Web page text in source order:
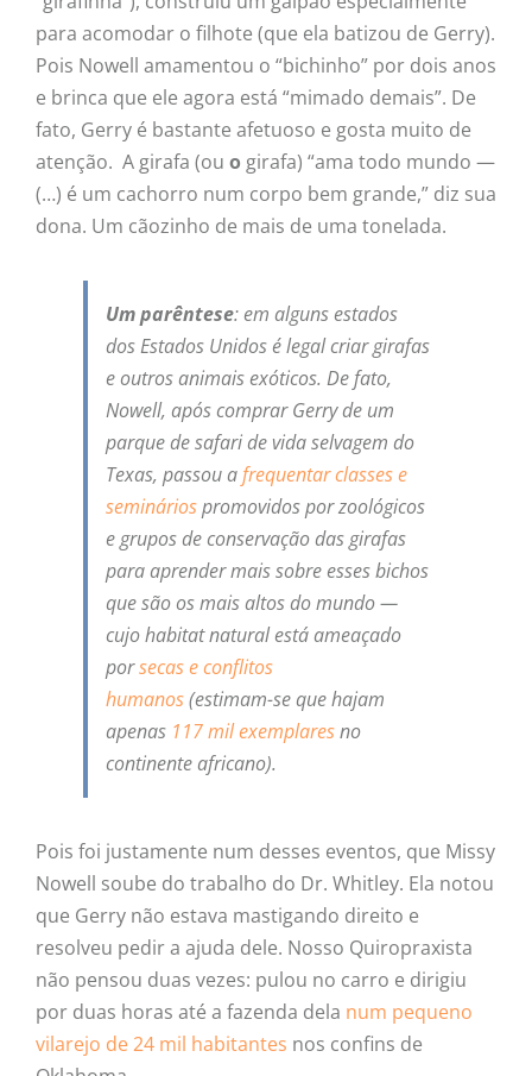
para acomodar o filhote (que ela batizou de Gerry).
Pois Nowell amamentou o “bichinho” por dois anos
e brinca que ele agora está “mimado demais”. De
fato, Gerry é bastante afetuoso e gosta muito de
atenção. A girafa (ou o girafa) “ama todo mundo —
(…) é um cachorro num corpo bem grande,” diz sua
dona. Um cãozinho de mais de uma tonelada.
Um parêntese: em alguns estados
dos Estados Unidos é legal criar girafas
e outros animais exóticos. De fato,
Nowell, após comprar Gerry de um
parque de safari de vida selvagem do
Texas, passou afrequentar classes e
semináriospromovidos por zoológicos
e grupos de conservação das girafas
para aprender mais sobre esses bichos
que são os mais altos do mundo —
cujo habitat natural está ameaçado
porsecas e conflitos
humanos(estimam-se que hajam
apenas 117 mil exemplaresno
continente africano).
Pois foi justamente num desses eventos, que Missy
Nowell soube do trabalho do Dr. Whitley. Ela notou
que Gerry não estava mastigando direito e
resolveu pedir a ajuda dele. Nosso Quiropraxista
não pensou duas vezes: pulou no carro e dirigiu
por duas horas até a fazenda dela num pequeno
vilarejo de 24 mil habitantes nos confins de